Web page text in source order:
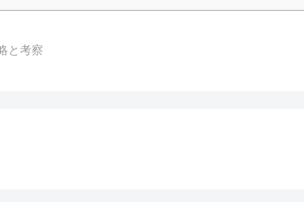
と考察